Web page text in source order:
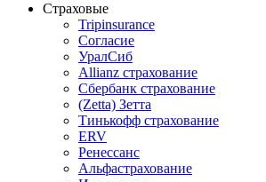
Страховые
Tripinsurance
Согласие
УралСиб
Allianz страхование
Сбербанк страхование
(Zetta) Зетта
Тинькофф страхование
ERV
Ренессанс
Альфастрахование